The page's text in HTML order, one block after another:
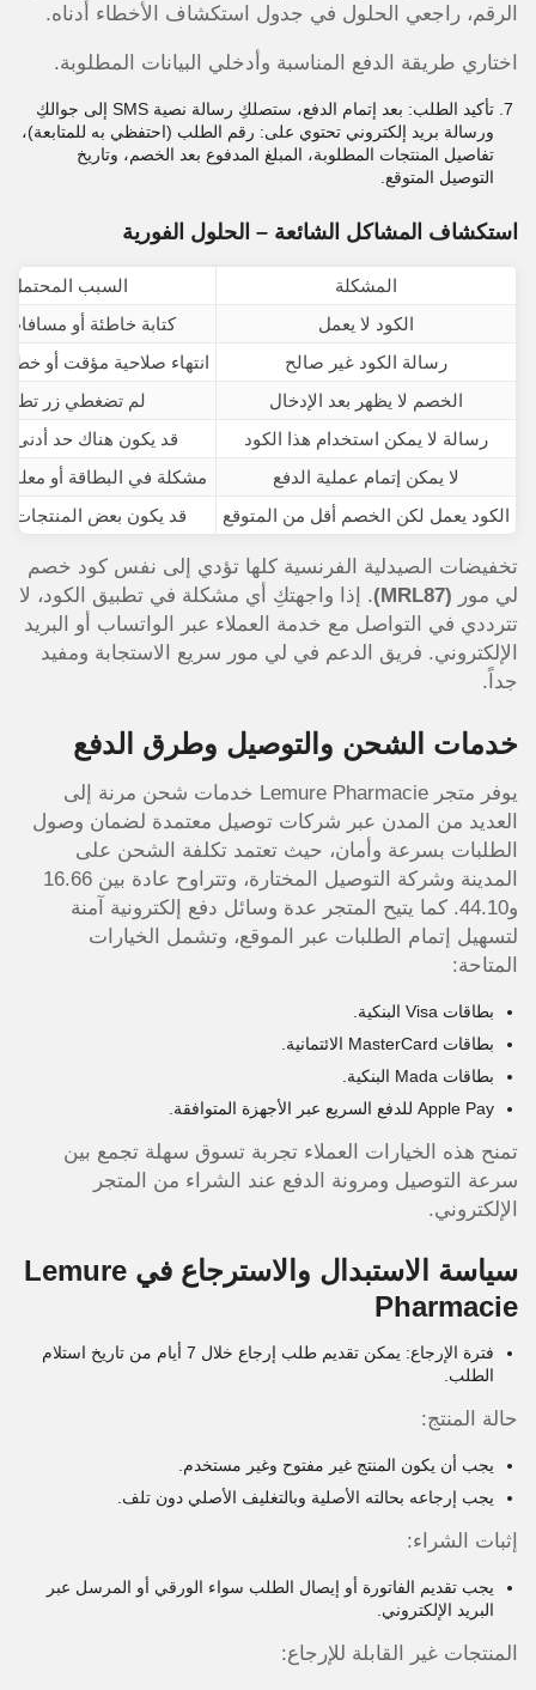
الرقم، راجعي الحلول في جدول استكشاف الأخطاء أدناه.
اختاري طريقة الدفع المناسبة وأدخلي البيانات المطلوبة.
تأكيد الطلب: بعد إتمام الدفع، ستصلكِ رسالة نصية SMS إلى جوالكِ
ورسالة بريد إلكتروني تحتوي على: رقم الطلب (احتفظي به للمتابعة)،
تفاصيل المنتجات المطلوبة، المبلغ المدفوع بعد الخصم، وتاريخ
التوصيل المتوقع.
استكشاف المشاكل الشائعة – الحلول الفورية
المشكلة
السبب المحتمل
الكود لا يعمل
كتابة خاطئة أو مسافات
رسالة الكود غير صالح
انتهاء صلاحية مؤقت أو خطأ
الخصم لا يظهر بعد الإدخال
لم تضغطي زر
رسالة لا يمكن استخدام هذا الكود
قد يكون هناك حد أدنى
لا يمكن إتمام عملية الدفع
مشكلة في البطاقة أو
الكود يعمل لكن الخصم أقل من المتوقع
قد يكون بعض المنتجات
تخفيضات الصيدلية الفرنسية كلها تؤدي إلى نفس كود خصم
لي مور (MRL87)
. إذا واجهتكِ أي مشكلة في تطبيق الكود، لا
تترددي في التواصل مع خدمة العملاء عبر الواتساب أو البريد
الإلكتروني. فريق الدعم في لي مور سريع الاستجابة ومفيد
جداً.
خدمات الشحن والتوصيل وطرق الدفع
يوفر متجر Lemure Pharmacie خدمات شحن مرنة إلى
العديد من المدن عبر شركات توصيل معتمدة لضمان وصول
الطلبات بسرعة وأمان، حيث تعتمد تكلفة الشحن على
المدينة وشركة التوصيل المختارة، وتتراوح عادة بين 16.66
و44.10. كما يتيح المتجر عدة وسائل دفع إلكترونية آمنة
لتسهيل إتمام الطلبات عبر الموقع، وتشمل الخيارات
المتاحة:
بطاقات Visa البنكية.
بطاقات MasterCard الائتمانية.
بطاقات Mada البنكية.
Apple Pay للدفع السريع عبر الأجهزة المتوافقة.
تمنح هذه الخيارات العملاء تجربة تسوق سهلة تجمع بين
سرعة التوصيل ومرونة الدفع عند الشراء من المتجر
الإلكتروني.
سياسة الاستبدال والاسترجاع في Lemure
Pharmacie
فترة الإرجاع: يمكن تقديم طلب إرجاع خلال 7 أيام من تاريخ استلام
الطلب.
حالة المنتج:
يجب أن يكون المنتج غير مفتوح وغير مستخدم.
يجب إرجاعه بحالته الأصلية وبالتغليف الأصلي دون تلف.
إثبات الشراء:
يجب تقديم الفاتورة أو إيصال الطلب سواء الورقي أو المرسل عبر
البريد الإلكتروني.
المنتجات غير القابلة للإرجاع: